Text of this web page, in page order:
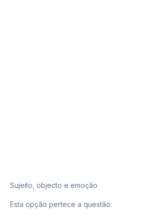
Sujeito, objecto e emoção
Esta opção pertece a questão: